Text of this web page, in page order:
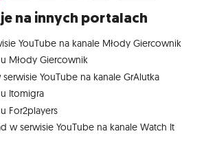
na innych portalach
YouTube na kanale Młody Giercownik
Młody Giercownik
YouTube na kanale GrAlutka
Itomigra
For2players
w serwisie YouTube na kanale Watch It